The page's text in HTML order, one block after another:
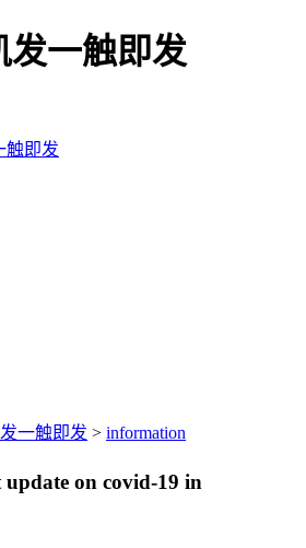
发一触即发
触即发
一触即发 > information
on covid-19 in